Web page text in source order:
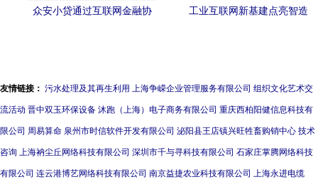
众安小贷通过互联网金融协
工业互联网新基建点亮智造
友情链接： 污水处理及其再生利用 上海争嵘企业管理服务有限公司 组织文化艺术交
流活动 晋中双玉环保设备 沐跑（上海）电子商务有限公司 重庆西柏阳健信息科技有
限公司 周易算命 泉州市时信软件开发有限公司 泌阳县王店镇兴旺牲畜购销中心 技术
咨询 上海衲尘丘网络科技有限公司 深圳市千与寻科技有限公司 石家庄掌腾网络科技
有限公司 连云港博艺网络科技有限公司 南京益捷农业科技有限公司 上海永进电缆